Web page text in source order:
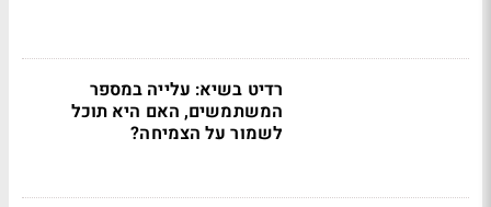
רדיט בשיא: עלייה במספר
המשתמשים, האם היא תוכל
לשמור על הצמיחה?